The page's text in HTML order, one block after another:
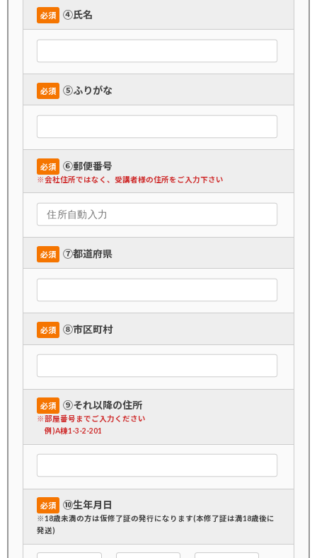
必須 ➃氏名
必須 ➄ふりがな
必須 ➅郵便番号
※会社住所ではなく、受講者様の住所をご入力下さい
必須 ➆都道府県
必須 ➇市区町村
必須 ➈それ以降の住所
※部屋番号までご入力ください
例)A棟1-3-2-201
必須 ➉生年月日
※18歳未満の方は仮修了証の発行になります(本修了証は満18歳後に
発送)